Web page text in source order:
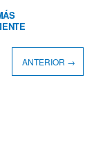
ANTERIOR →